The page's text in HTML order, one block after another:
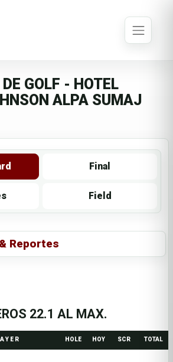
GOLF - HOTEL
ALPA SUMAJ
Final
Field
Reportes
22.1 AL MAX.
Y E R HOLE HOY SCR TOTAL